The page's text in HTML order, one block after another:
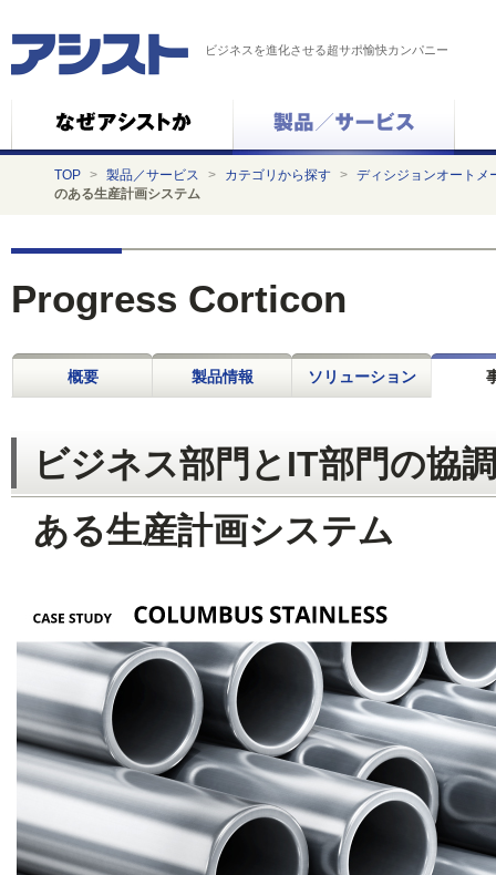
ビジネスを進化させる超サポ愉快カンパニー
TOP > 製品／サービス > カテゴリから探す > ディシジョンオートメ
のある生産計画システム
Progress Corticon
概要 製品情報 ソリューション
ビジネス部門とIT部門の協
ある生産計画システム